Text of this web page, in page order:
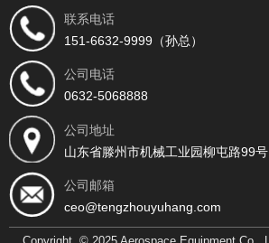
联系电话
151-6632-9999（孙总）
公司电话
0632-5068888
公司地址
山东省滕州市机械工业园柳屯路99号
公司邮箱
ceo@tengzhouyuhang.com